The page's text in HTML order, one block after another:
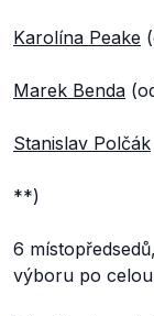
Karolína Peake
Marek Benda
Stanislav Polčák
**)
6
výboru po